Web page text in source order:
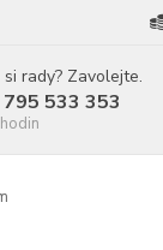
rady? Zavolejte.
533 353